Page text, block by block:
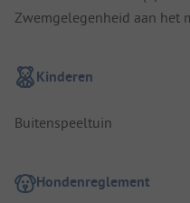
Zwemgelegenheid aan het
Kinderen
Buitenspeeltuin
Hondenreglement